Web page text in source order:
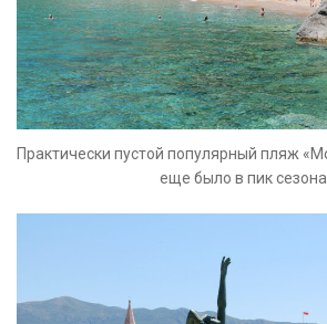
Практически пустой популярный пляж
еще было в пик